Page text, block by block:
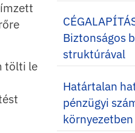
tölti le
Biztonságos
struktúrával
Határtalan
pénzügyi
környezetben